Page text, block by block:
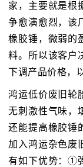
家，主要就是根
争愈演愈烈，该
橡胶锤，微弱的
料。所以该客户
下调产品价格，
鸿运低价废旧轮
无刺激性气味，
还能提高橡胶锤
加入鸿运杂色废
有如下优势：①